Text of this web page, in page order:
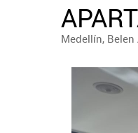
Medellín, Belen